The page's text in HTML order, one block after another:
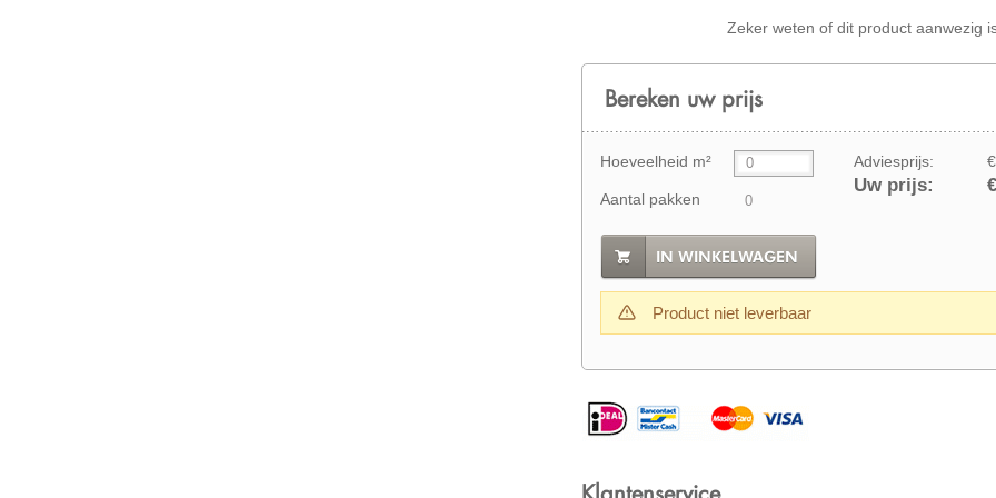
Zeker weten of dit product aanwezig
Bereken uw prijs
Hoeveelheid m²
Aantal pakken
Adviesprijs:
Uw prijs:
IN WINKELWAGEN
Product niet leverbaar